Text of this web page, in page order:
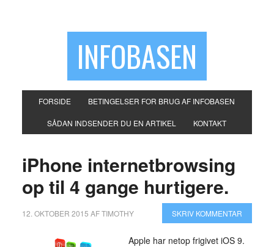
INFOBASEN
FORSIDE BETINGELSER FOR BRUG AF INFOBASEN
SÅDAN INDSENDER DU EN ARTIKEL KONTAKT
iPhone internetbrowsing
op til 4 gange hurtigere.
12. OKTOBER 2015 AFTIMOTHY SKRIV KOMMENTAR
Apple har netop frigivet iOS 9.